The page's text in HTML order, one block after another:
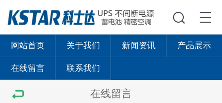
网站首页 关于我们 新闻资讯 产品展示
在线留言 联系我们
在线留言